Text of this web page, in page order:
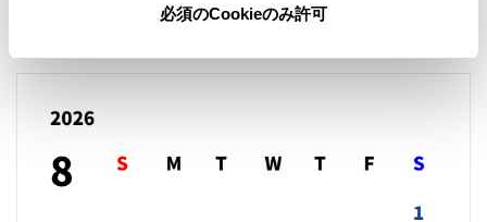
必須のCookieのみ許可
営業日カレンダー